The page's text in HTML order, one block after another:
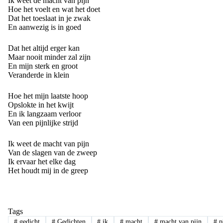
Hoe het voelt en wat het doet
Dat het toeslaat in je zwak
En aanwezig is in goed
Dat het altijd erger kan
Maar nooit minder zal zijn
En mijn sterk en groot
Veranderde in klein
Hoe het mijn laatste hoop
Opslokte in het kwijt
En ik langzaam verloor
Van een pijnlijke strijd
Ik weet de macht van pijn
Van de slagen van de zweep
Ik ervaar het elke dag
Het houdt mij in de greep
Tags